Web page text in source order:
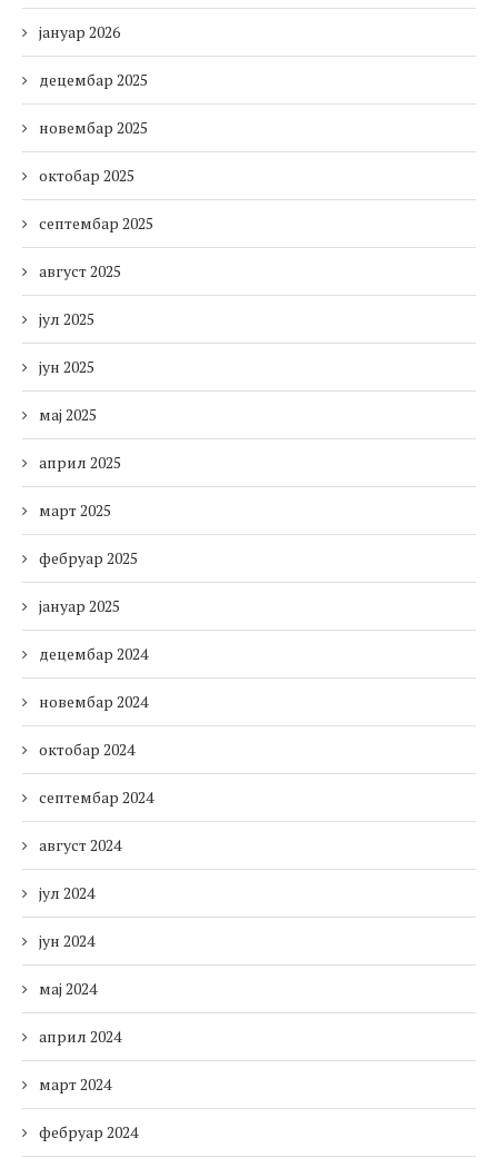
јануар 2026
децембар 2025
новембар 2025
октобар 2025
септембар 2025
август 2025
јул 2025
јун 2025
мај 2025
април 2025
март 2025
фебруар 2025
јануар 2025
децембар 2024
новембар 2024
октобар 2024
септембар 2024
август 2024
јул 2024
јун 2024
мај 2024
април 2024
март 2024
фебруар 2024